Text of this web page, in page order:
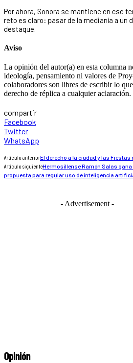
Por ahora, Sonora se mantiene en ese
reto es claro: pasar de la medianía a un
destaque.
Aviso
La opinión del autor(a) en esta columna
ideología, pensamiento ni valores de
colaboradores son libres de escribir lo
derecho de réplica a cualquier aclaración.
compartir
Facebook
Twitter
WhatsApp
Artículo anteriorEl derecho a la ciudad y las Fiestas
Artículo siguienteHermosillense Ramón Salas gana
propuesta para regular uso de inteligencia
- Advertisement -
Opinión